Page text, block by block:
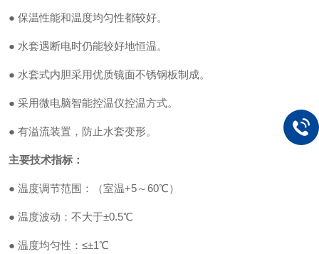
● 保温性能和温度均匀性都较好。
● 水套遇断电时仍能较好地恒温。
● 水套式内胆采用优质镜面不锈钢板制成。
● 采用微电脑智能控温仪控温方式。
● 有溢流装置，防止水套变形。
主要技术指标：
● 温度调节范围：（室温+5～60℃）
● 温度波动：不大于±0.5℃
● 温度均匀性：≤±1℃